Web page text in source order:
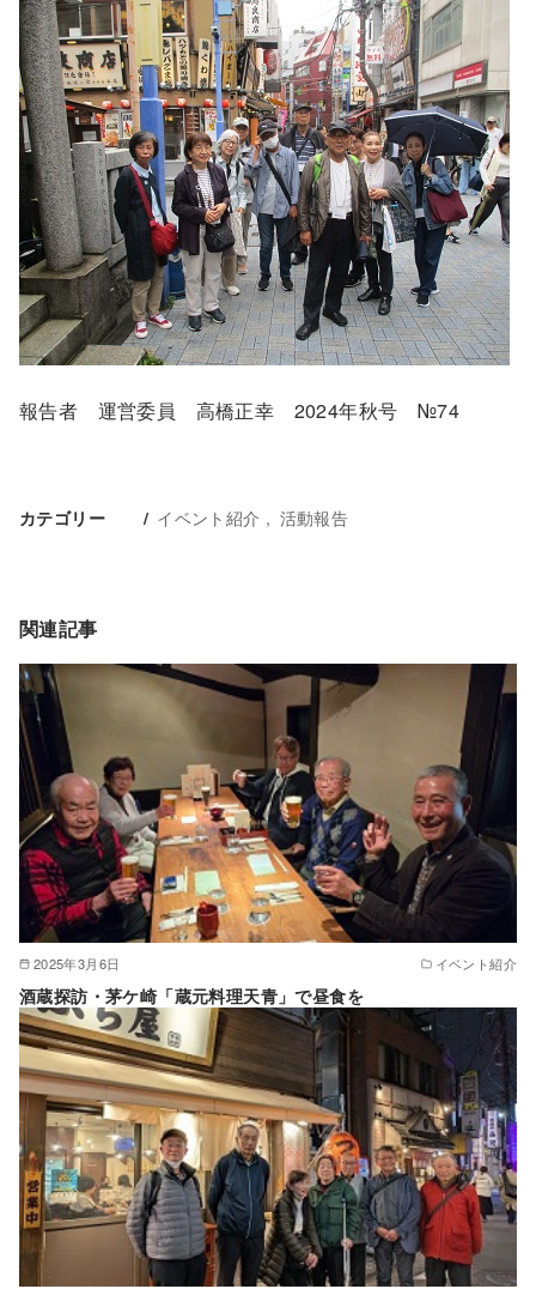
報告者 運営委員 高橋正幸 2024年秋号 №74
カテゴリー イベント紹介 活動報告
関連記事
2025年3月6日 イベント紹介
酒蔵探訪・茅ケ崎「蔵元料理天青」で昼食を